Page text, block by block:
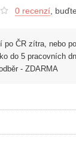
0 recenzí ,
po ČR zítra, nebo
do 5 pracovních
- ZDARMA